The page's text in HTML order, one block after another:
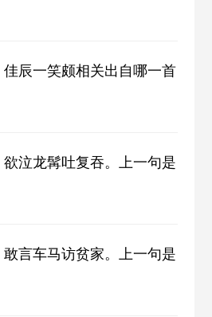
辰一笑颇相关出自哪一首
泣龙髯吐复吞。上一句是
言车马访贫家。上一句是